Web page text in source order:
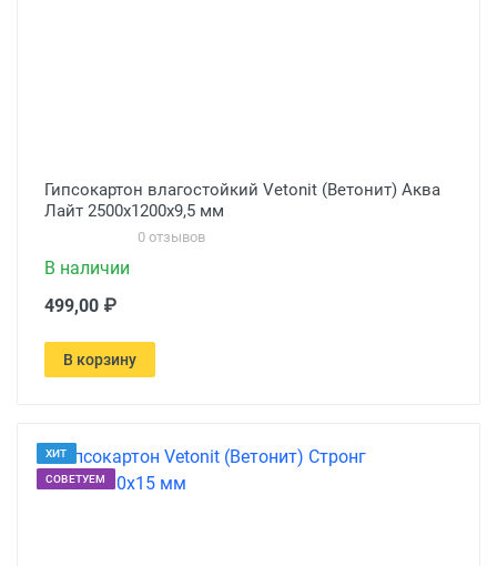
Гипсокартон влагостойкий Vetonit (Ветонит) Аква
Лайт 2500х1200х9,5 мм
0 отзывов
В наличии
499,00 ₽
В корзину
ХИТ
СОВЕТУЕМ